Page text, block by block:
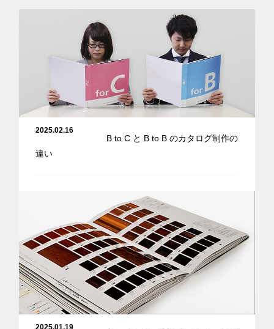
2025.02.16
B to C と B to B のカタログ制作の
違い
2025.01.19